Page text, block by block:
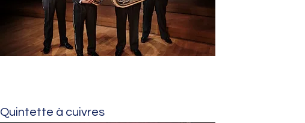
Quintette à cuivres